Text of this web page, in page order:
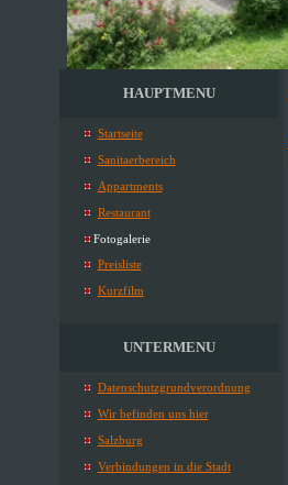
HAUPTMENU
Startseite
Sanitaerbereich
Appartments
Restaurant
Fotogalerie
Preisliste
Kurzfilm
UNTERMENU
Datenschutzgrundverordnung
Wir befinden uns hier
Salzburg
Verbindungen in die Stadt